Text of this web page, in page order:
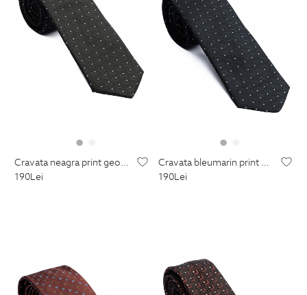
cravata neagra print geometric
190Lei
cravata bleumarin print geometric
190Lei